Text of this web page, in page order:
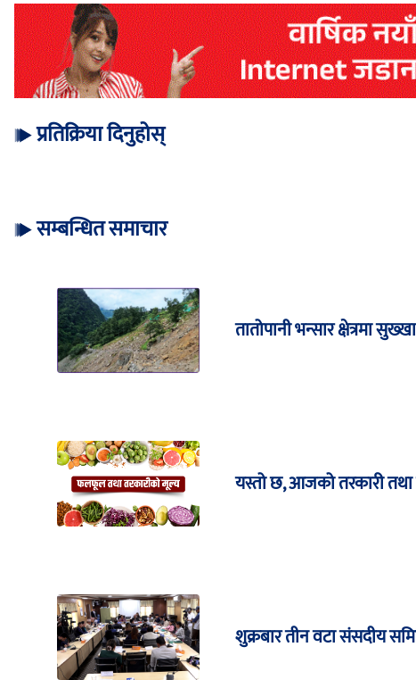
प्रतिक्रिया दिनुहोस्
सम्बन्धित समाचार
तातोपानी भन्सार क्षेत्रमा
यस्तो छ, आजको तरकारी
शुक्रबार तीन वटा संसदीय